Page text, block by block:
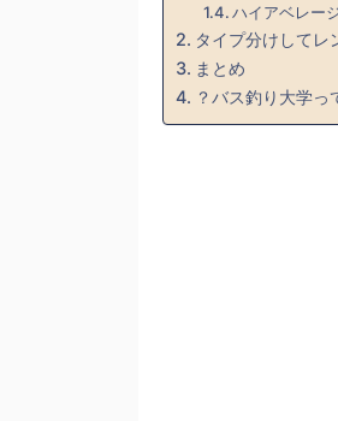
ハイアベレー
タイプ分けしてレ
まとめ
？バス釣り大学っ